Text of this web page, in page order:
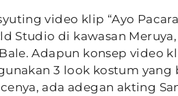
video klip “Ayo
Studio di kawasan
Adapun konsep video
3 look kostum yang
ada adegan akting